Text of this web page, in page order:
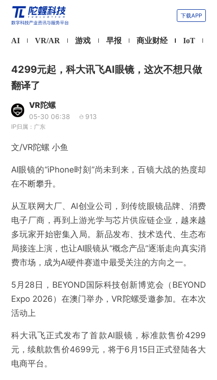
下载APP
AI VR/AR 游戏 早报 商业财经 IoT
4299元起，科大讯飞AI眼镜，这次不想只做
翻译了
VR陀螺
05-30 06:38 913
IP归属：广东
文/VR陀螺 小鱼
AI眼镜的“iPhone时刻”尚未到来，百镜大战的热度却
在不断攀升。
从互联网大厂、AI创业公司，到传统眼镜品牌、消费
电子厂商，再到上游光学与芯片供应链企业，越来越
多玩家开始密集入局。新品发布、技术迭代、生态布
局接连上演，也让AI眼镜从“概念产品”逐渐走向真实消
费市场，成为AI硬件赛道中最受关注的方向之一。
5月28日，BEYOND国际科技创新博览会（BEYOND
Expo 2026）在澳门举办，VR陀螺受邀参加。在本次
活动上
科大讯飞正式发布了首款AI眼镜，标准款售价4299
元，续航款售价4699元，将于6月15日正式登陆各大
电商平台。